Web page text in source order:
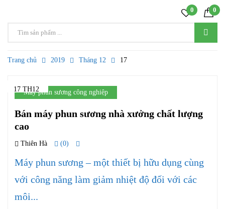
0 0
Trang chủ 2019 Tháng 12 17
17 TH12
Máy phun sương công nghiệp
Bán máy phun sương nhà xưởng chất lượng
cao
Thiên Hà (0)
Máy phun sương – một thiết bị hữu dụng cùng
với công năng làm giảm nhiệt độ đối với các
môi...